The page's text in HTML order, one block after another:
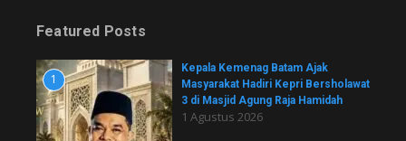
Featured Posts
1
Kepala Kemenag Batam Ajak
Masyarakat Hadiri Kepri Bersholawat
3 di Masjid Agung Raja Hamidah
1 Agustus 2026